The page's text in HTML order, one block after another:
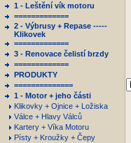
1 - Leštění vík motoru
=============
2 - Výbrusy + Repase -----
Klikovek
=============
3 - Renovace čelistí brzdy
=============
PRODUKTY
==============
1 - Motor + jeho části
Klikovky + Ojnice + Ložiska
Válce + Hlavy Válců
Kartery + Víka Motoru
Písty + Kroužky + Čepy